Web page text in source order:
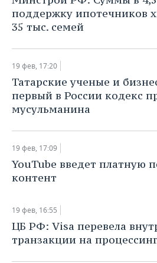
ВУЗЫ ТАТАРСТАНА
ТОРГОВЫЕ ЦЕНТРЫ
БАНКИ
ИНВЕСТИЦИИ
АГРОПРОМ
МАШИНОСТРОЕНИЕ
НЕФТЕХИМИЯ
НЕФТЬ
ОПК
ЭНЕРГЕТИКА
НОВОСТИ НЕДВИЖИМОСТИ
АВТО
НОВОСТИ БИЗНЕСА
РОЗНИЧНАЯ ТОРГОВЛЯ
УСЛУГИ
ТЕХНОЛОГИИ
НОВОСТИ ТЕХНОЛОГИЙ
МЕДИА
ТЕЛЕКОММУНИКАЦИИ
МЕРОПРИЯТИЯ
ВЫЕЗДНАЯ РЕДАКЦИЯ
БИЗНЕС-БРАНЧИ
ОТКРЫТАЯ ЛЕКЦИЯ
НОВОСТИ СПОРТА
ФУТБОЛ
БАСКЕТБОЛ
ОБЩЕСТВО
НОВОСТИ ОБЩЕСТВА
ИНФРАСТРУКТУРА
ФОТОГАЛЕРЕЯ
СПРАВОЧНИК
поддержку ипотечников
35 тыс. семей
19 фев, 17:20
Татарские ученые и
первый в России кодекс
мусульманина
19 фев, 17:09
YouTube введет платную
контент
19 фев, 16:55
ЦБ РФ: Visa перевела
транзакции на